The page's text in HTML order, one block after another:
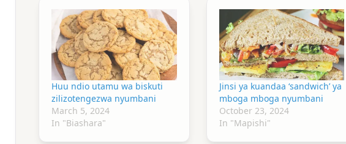
Huu ndio utamu wa biskuti
zilizotengezwa nyumbani
March 5, 2024
In "Biashara"
Jinsi ya kuandaa ‘sandwich’ ya
mboga mboga nyumbani
October 23, 2024
In "Mapishi"